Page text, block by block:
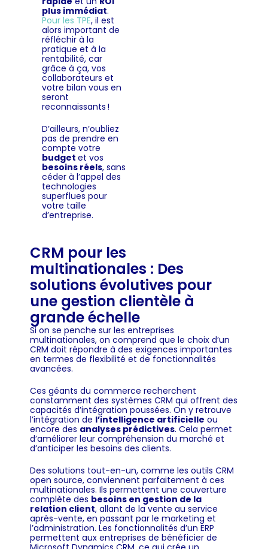
plus immédiat.
Pour les TPE, il est
alors important de
réfléchir à la
pratique et à la
rentabilité, car
grâce à ça, vos
collaborateurs et
votre bilan vous en
seront
reconnaissants !
D’ailleurs, n’oubliez
pas de prendre en
compte votre
budget et vos
besoins réels, sans
céder à l’appel des
technologies
superflues pour
votre taille
d’entreprise.
CRM pour les
multinationales : Des
solutions évolutives pour
une gestion clientèle à
grande échelle
Si on se penche sur les entreprises
multinationales, on comprend que le choix d’un
CRM doit répondre à des exigences importantes
en termes de flexibilité et de fonctionnalités
avancées.
Ces géants du commerce recherchent
constamment des systèmes CRM qui offrent des
capacités d’intégration poussées. On y retrouve
l’intégration de l’intelligence artificielle ou
encore des analyses prédictives. Cela permet
d’améliorer leur compréhension du marché et
d’anticiper les besoins des clients.
Des solutions tout-en-un, comme les outils CRM
open source, conviennent parfaitement à ces
multinationales. Ils permettent une couverture
complète des besoins en gestion de la
relation client, allant de la vente au service
après-vente, en passant par le marketing et
l’administration. Les fonctionnalités d’un ERP
permettent aux entreprises de bénéficier de